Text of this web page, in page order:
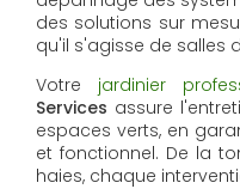
des solutions sur
qu'il s'agisse de salles
Votre jardinier
Services assure
espaces verts, en
et fonctionnel. De la
haies, chaque